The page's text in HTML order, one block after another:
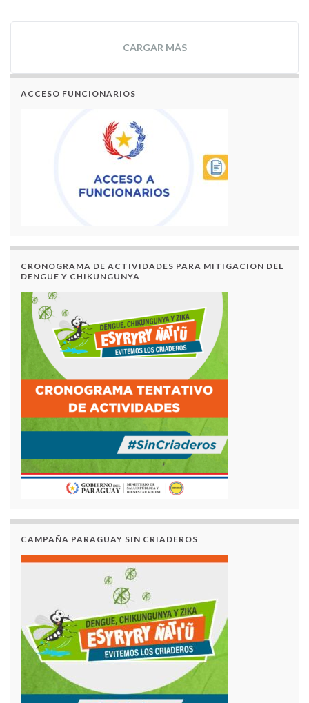
CARGAR MÁS
ACCESO FUNCIONARIOS
CRONOGRAMA DE ACTIVIDADES PARA MITIGACION DEL
DENGUE Y CHIKUNGUNYA
CAMPAÑA PARAGUAY SIN CRIADEROS